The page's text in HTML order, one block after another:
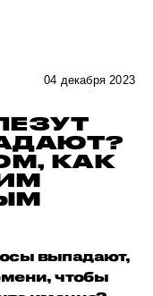
04 декабря 2023
КАК
выпадают,
чтобы